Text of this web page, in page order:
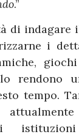
.”
di indagare
i
rendono
tempo.